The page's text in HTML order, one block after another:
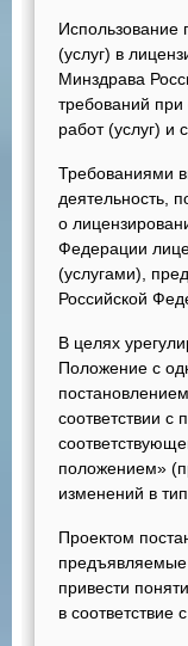
Использование
(услуг) в
Минздрава
требований при
работ (услуг) и
Требованиями
деятельность,
о
Федерации
(услугами),
Российской
В целях
Положение с
соответствии
положением»
изменений в
Проектом
предъявляемые
привести
в